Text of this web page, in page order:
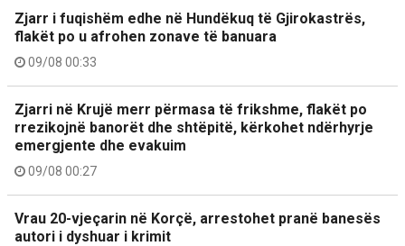
Zjarr i fuqishëm edhe në Hundëkuq të Gjirokastrës,
flakët po u afrohen zonave të banuara
09/08 00:33
Zjarri në Krujë merr përmasa të frikshme, flakët po
rrezikojnë banorët dhe shtëpitë, kërkohet ndërhyrje
emergjente dhe evakuim
09/08 00:27
Vrau 20-vjeçarin në Korçë, arrestohet pranë banesës
autori i dyshuar i krimit